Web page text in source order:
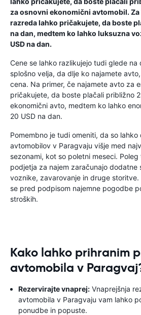
za osnovni ekonomični avtomobil.
razreda lahko pričakujete, da boste
na dan, medtem ko lahko luksuzna
USD na dan.
Cene se lahko razlikujejo tudi glede na
splošno velja, da dlje ko najamete
cena. Na primer, če najamete avto za
pričakujete, da boste plačali približno
ekonomični avto, medtem ko lahko
20 USD na dan.
Pomembno je tudi omeniti, da so lahko
avtomobilov v Paragvaju višje med
sezonami, kot so poletni meseci.
podjetja za najem zaračunajo dodatne
voznike, zavarovanje in druge
se pred podpisom najemne pogodbe
stroških.
Kako lahko prihranim
avtomobila v
Rezervirajte vnaprej: Vnaprejšnja
avtomobila v Paragvaju vam lahko
ponudbe in popuste.